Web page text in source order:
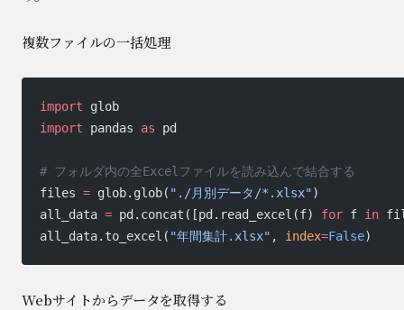
複数ファイルの一括処理
import glob
import pandas as pd
# フォルダ内の全Excelファイルを読み込んで結合する
files = glob.glob( "./月別データ/*.xlsx")
all_data = pd.concat([pd.read_excel(f) for f in
all_data.to_excel( "年間集計.xlsx" , index=False)
Webサイトからデータを取得する